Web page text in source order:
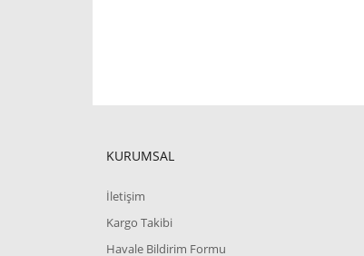
KURUMSAL
İletişim
Kargo Takibi
Havale Bildirim Formu